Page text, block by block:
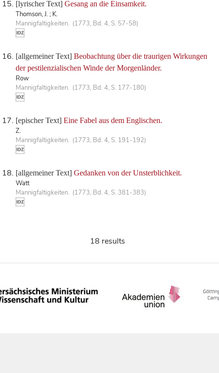
[lyrischer Text] Gesang an die Einsamkeit.
Thomson, J. ; K.
Mannigfaltigkeiten. (1773, Bd. 4, S. 57-58)
[allgemeiner Text] Beobachtung über die traurigen Wirkungen
der pestilenzialischen Winde der Morgenländer.
Row
Mannigfaltigkeiten. (1773, Bd. 4, S. 177-180)
[epischer Text] Eine Fabel aus dem Englischen.
Z.
Mannigfaltigkeiten. (1773, Bd. 4, S. 191-192)
[allgemeiner Text] Gedanken von der Unsterblichkeit.
Watt
Mannigfaltigkeiten. (1773, Bd. 4, S. 381-383)
18 results